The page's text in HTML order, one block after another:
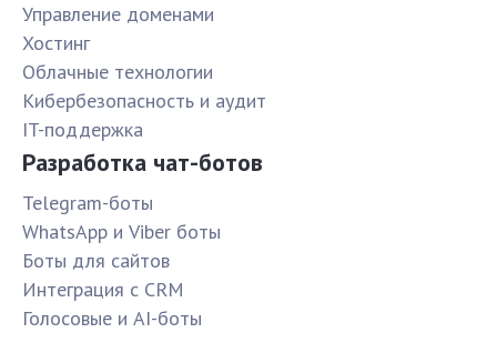
Управление доменами
Хостинг
Облачные технологии
Кибербезопасность и аудит
IT-поддержка
Разработка чат-ботов
Telegram-боты
WhatsApp и Viber боты
Боты для сайтов
Интеграция с CRM
Голосовые и AI-боты